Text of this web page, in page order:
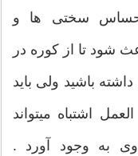
سختی ها و
شود تا از کوره در
باشید ولی باید
اشتباه میتواند
به وجود آورد .